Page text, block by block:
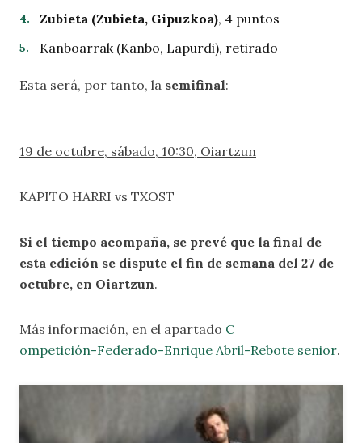
Zubieta (Zubieta, Gipuzkoa), 4 puntos
Kanboarrak (Kanbo, Lapurdi), retirado
Esta será, por tanto, la semifinal:
19 de octubre, sábado, 10:30, Oiartzun
KAPITO HARRI vs TXOST
Si el tiempo acompaña, se prevé que la final de
esta edición se dispute el fin de semana del 27 de
octubre, en Oiartzun.
Más información, en el apartado C
ompetición-Federado-Enrique Abril-Rebote senior.